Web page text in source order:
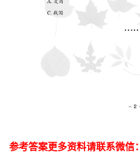
参考答案更多资料请联系微信：